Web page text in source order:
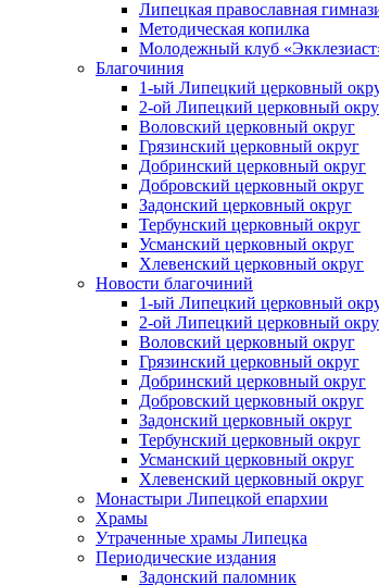
Липецкая православная
Методическая копилка
Молодежный клуб
Благочиния
1-ый Липецкий церковный
2-ой Липецкий церковный
Воловский церковный округ
Грязинский церковный округ
Добринский церковный округ
Добровский церковный округ
Задонский церковный округ
Тербунский церковный округ
Усманский церковный округ
Хлевенский церковный округ
Новости благочиний
1-ый Липецкий церковный
2-ой Липецкий церковный
Воловский церковный округ
Грязинский церковный округ
Добринский церковный округ
Добровский церковный округ
Задонский церковный округ
Тербунский церковный округ
Усманский церковный округ
Хлевенский церковный округ
Монастыри Липецкой епархии
Храмы
Утраченные храмы Липецка
Периодические издания
Задонский паломник